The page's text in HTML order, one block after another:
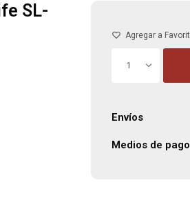
SL-
1
Envíos
Medios de pago